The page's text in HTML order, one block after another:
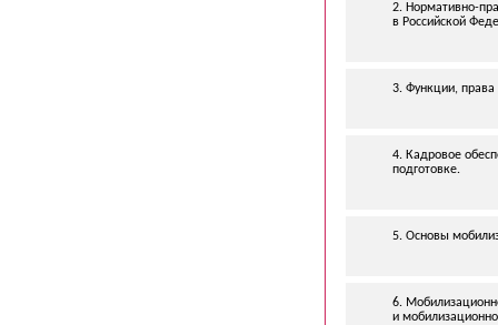
2. Нормативно-
в Российской
3. Функции, права
4. Кадровое
подготовке.
5. Основы
6.
и